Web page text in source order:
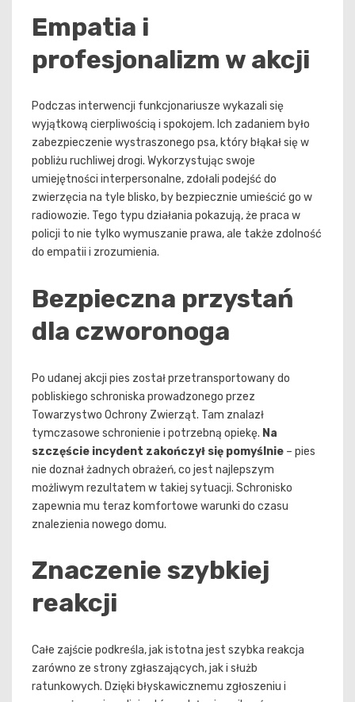
Empatia i
profesjonalizm w akcji
Podczas interwencji funkcjonariusze wykazali się
wyjątkową cierpliwością i spokojem. Ich zadaniem było
zabezpieczenie wystraszonego psa, który błąkał się w
pobliżu ruchliwej drogi. Wykorzystując swoje
umiejętności interpersonalne, zdołali podejść do
zwierzęcia na tyle blisko, by bezpiecznie umieścić go w
radiowozie. Tego typu działania pokazują, że praca w
policji to nie tylko wymuszanie prawa, ale także zdolność
do empatii i zrozumienia.
Bezpieczna przystań
dla czworonoga
Po udanej akcji pies został przetransportowany do
pobliskiego schroniska prowadzonego przez
Towarzystwo Ochrony Zwierząt. Tam znalazł
tymczasowe schronienie i potrzebną opiekę. Na
szczęście incydent zakończył się pomyślnie – pies
nie doznał żadnych obrażeń, co jest najlepszym
możliwym rezultatem w takiej sytuacji. Schronisko
zapewnia mu teraz komfortowe warunki do czasu
znalezienia nowego domu.
Znaczenie szybkiej
reakcji
Całe zajście podkreśla, jak istotna jest szybka reakcja
zarówno ze strony zgłaszających, jak i służb
ratunkowych. Dzięki błyskawicznemu zgłoszeniu i